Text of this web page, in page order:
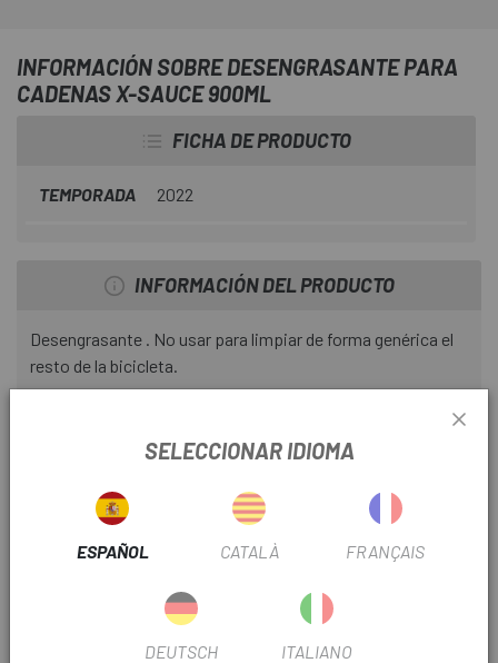
INFORMACIÓN SOBRE DESENGRASANTE PARA
CADENAS X-SAUCE 900ML
FICHA DE PRODUCTO
TEMPORADA 2022
INFORMACIÓN DEL PRODUCTO
Desengrasante . No usar para limpiar de forma genérica el
resto de la bicicleta.
1.- Pulverizar directamente sobre la cadena y piñones a la
producto alcance bien toda la superficie a desengrasar, y
descomponer la grasa y la suciedad.
2.- En zonas con suciedad endurecida frotar con la esponja
SELECCIONAR IDIOMA
ESPAÑOL CATALÀ FRANÇAIS
DEUTSCH ITALIANO